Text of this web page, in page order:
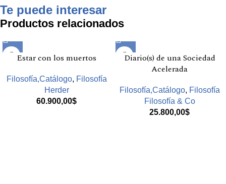
Te puede interesar
Productos relacionados
Estar con los muertos
Filosofía,Catálogo, Filosofía
Herder
60.900,00$
Diario(s) de una Sociedad
Acelerada
Filosofía,Catálogo, Filosofía
Filosofía & Co
25.800,00$